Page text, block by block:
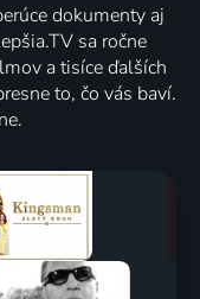
dokumenty aj
sa ročne
a tisíce ďalších
to, čo vás baví.